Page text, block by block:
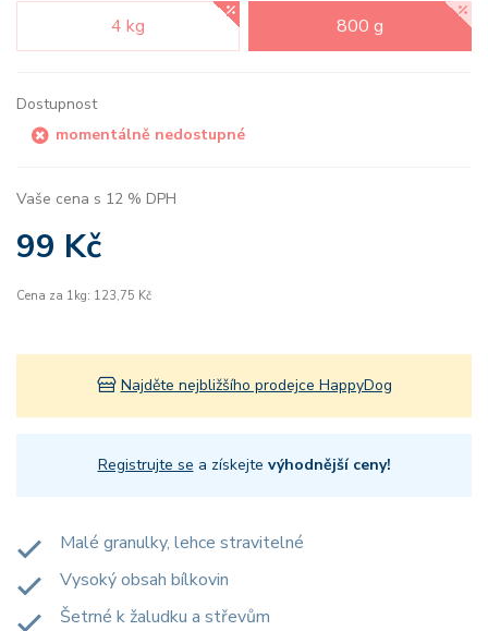
4 kg 800 g
Dostupnost
momentálně nedostupné
Vaše cena s 12 % DPH
99 Kč
Cena za 1kg: 123,75 Kč
Najděte nejbližšího prodejce HappyDog
Registrujte se a získejte výhodnější ceny!
Malé granulky, lehce stravitelné
Vysoký obsah bílkovin
Šetrné k žaludku a střevům